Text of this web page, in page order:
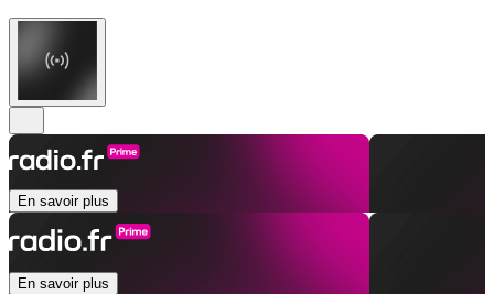
En savoir plus
En savoir plus